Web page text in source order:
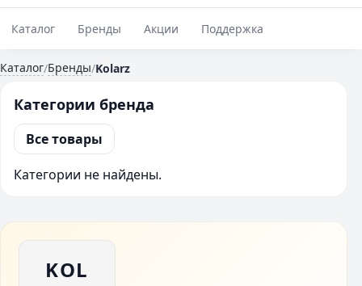
Каталог Бренды Акции Поддержка
Каталог/Бренды/Kolarz
Категории бренда
Все товары
Категории не найдены.
KOL